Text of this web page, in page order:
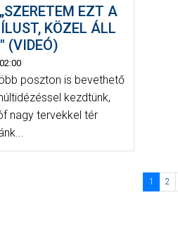
EZT A
KÖZEL ÁLL
(VIDEÓ)
poszton is bevethető
kezdtünk,
nagy tervekkel tér
1 2